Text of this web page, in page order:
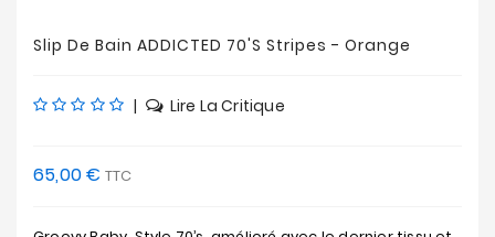
Slip De Bain ADDICTED 70'S Stripes - Orange
| Lire La Critique
65,00 € TTC